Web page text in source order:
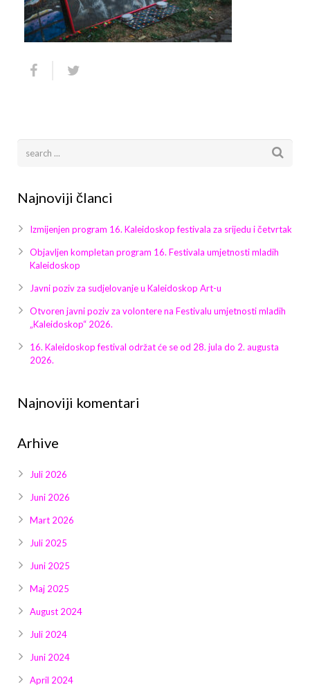
Video 2011
Video 2015
Video 2018
Galerija 2010
Galerija 2014
Galerija 2017
Galerija 2018
Galerija 2019
Galerija 2022
Galerija 2024
Galerija 2025
Arhiva
Najnoviji članci
Izmijenjen program 16. Kaleidoskop festivala za srijedu i četvrtak
Objavljen kompletan program 16. Festivala umjetnosti mladih
Kaleidoskop
Javni poziv za sudjelovanje u Kaleidoskop Art-u
Otvoren javni poziv za volontere na Festivalu umjetnosti mladih
„Kaleidoskop“ 2026.
16. Kaleidoskop festival održat će se od 28. jula do 2. augusta
2026.
Najnoviji komentari
Arhive
Juli 2026
Juni 2026
Mart 2026
Juli 2025
Juni 2025
Maj 2025
August 2024
Juli 2024
Juni 2024
April 2024